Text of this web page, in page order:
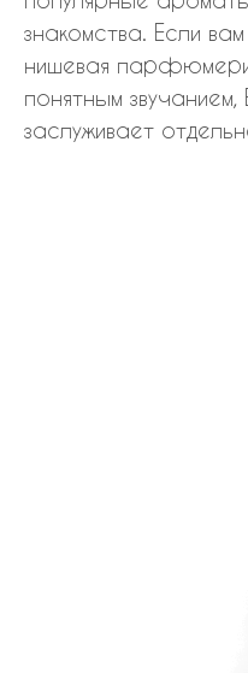
знакомства. Если
нишевая
понятным звучанием,
заслуживает